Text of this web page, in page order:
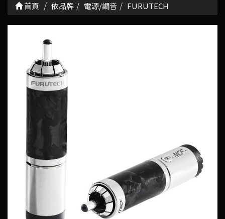
首頁 依品牌 電源/調音 FURUTECH